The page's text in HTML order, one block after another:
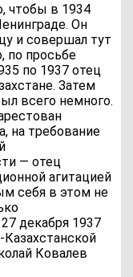
чтобы в 1934
Он
и совершал тут
по просьбе
по 1937 отец
Затем
всего немного.
на требование
— отец
агитацией
себя в этом не
декабря 1937
Ковалев